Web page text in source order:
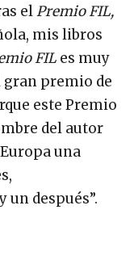
elPremio FIL,
mis libros
FIL es muy
gran premio de
este Premio
del autor
Europa una
un después”.